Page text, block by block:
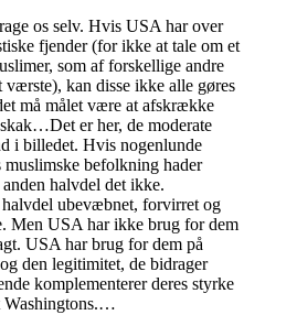
os selv. Hvis USA har over
fjender (for ikke at tale om et
som af forskellige andre
værste), kan disse ikke alle gøres
må målet være at afskrække
er her, de moderate
i billedet. Hvis nogenlunde
muslimske befolkning hader
halvdel det ikke.
ubevæbnet, forvirret og
Men USA har ikke brug for dem
USA har brug for dem på
den legitimitet, de bidrager
komplementerer deres styrke
Washingtons.…